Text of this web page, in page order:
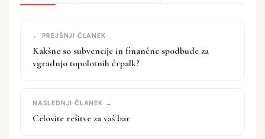
Kakšne so subvencije in finančne spodbude za
vgradnjo topolotnih črpalk?
Celovite rešitve za vaš bar